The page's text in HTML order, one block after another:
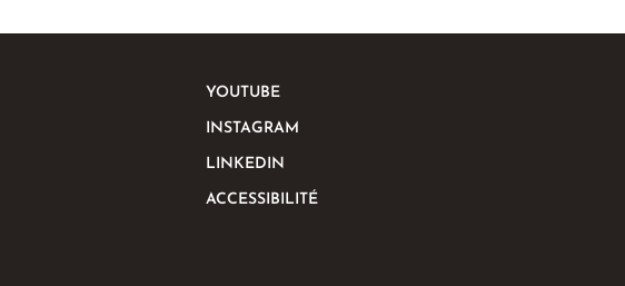
YOUTUBE
INSTAGRAM
LINKEDIN
ACCESSIBILITÉ